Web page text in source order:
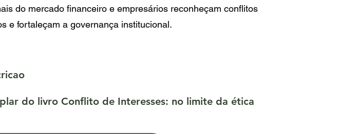
do mercado financeiro e empresários reconheçam conflitos
e fortaleçam a governança institucional.
do livro Conflito de Interesses: no limite da ética